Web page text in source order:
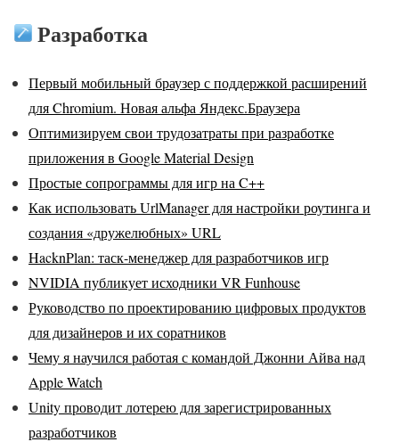
Разработка
Первый мобильный браузер с поддержкой расширений
для Chromium. Новая альфа Яндекс.Браузера
Оптимизируем свои трудозатраты при разработке
приложения в Google Material Design
Простые сопрограммы для игр на C++
Как использовать UrlManager для настройки роутинга и
создания «дружелюбных» URL
HacknPlan: таск-менеджер для разработчиков игр
NVIDIA публикует исходники VR Funhouse
Руководство по проектированию цифровых продуктов
для дизайнеров и их соратников
Чему я научился работая с командой Джонни Айва над
Apple Watch
Unity проводит лотерею для зарегистрированных
разработчиков